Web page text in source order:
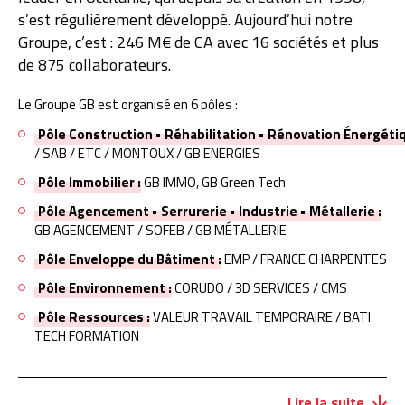
s’est régulièrement développé. Aujourd’hui notre
Groupe, c’est : 246 M€ de CA avec 16 sociétés et plus
de 875 collaborateurs.
Le Groupe GB est organisé en 6 pôles :
Pôle Construction • Réhabilitation • Rénovation
/ SAB / ETC / MONTOUX / GB ENERGIES
Pôle Immobilier :GB IMMO, GB Green Tech
Pôle Agencement • Serrurerie • Industrie • Métallerie :
GB AGENCEMENT / SOFEB / GB MÉTALLERIE
Pôle Enveloppe du Bâtiment :EMP / FRANCE CHARPENTES
Pôle Environnement :CORUDO / 3D SERVICES / CMS
Pôle Ressources :VALEUR TRAVAIL TEMPORAIRE / BATI
TECH FORMATION